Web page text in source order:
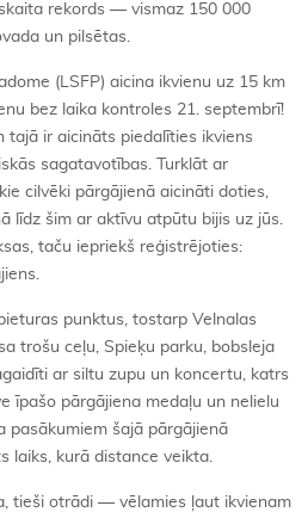
rekords — vismaz 150 000
un pilsētas.
(LSFP) aicina ikvienu uz 15 km
bez laika kontroles 21. septembrī!
tajā ir aicināts piedalīties ikviens
sagatavotības. Turklāt ar
cilvēki pārgājienā aicināti doties,
līdz šim ar aktīvu atpūtu bijis uz jūs.
taču iepriekš reģistrējoties:
punktus, tostarp Velnalas
trošu ceļu, Spieķu parku, bobsleja
ar siltu zupu un koncertu, katrs
īpašo pārgājiena medaļu un nelielu
pasākumiem šajā pārgājienā
laiks, kurā distance veikta.
tieši otrādi — vēlamies ļaut ikvienam